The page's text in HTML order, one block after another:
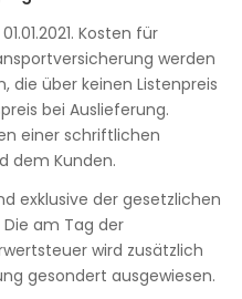
Kosten für
werden
die über keinen Listenpreis
bei Auslieferung.
einer schriftlichen
dem Kunden.
exklusive der gesetzlichen
am Tag der
wird zusätzlich
gesondert ausgewiesen.